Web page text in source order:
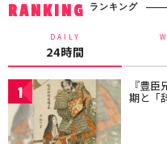
RANKING ランキング
DAILY
24時間
1 『豊
期と「